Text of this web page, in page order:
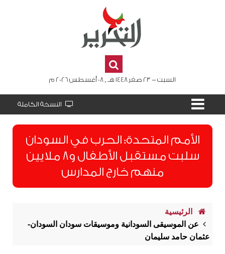
السبت - 23 صفر 1448 هـ , 08 أغسطس 2026 م
النسخة الكاملة
الأمم المتحدة: الحرب في السودان
سلبت مستقبل الأطفال و8 ملايين
منهم خارج المدارس
الرئيسية
عن الموسيقى السودانية وموسيقات سودان السودان-
عثمان حامد سليمان